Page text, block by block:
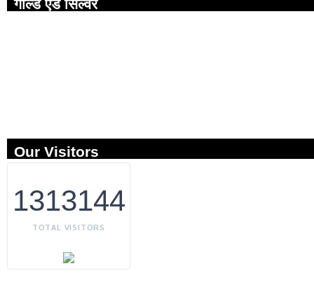
गोल्ड एंड सिल्वर
Our Visitors
1313144
TOTAL VISITORS